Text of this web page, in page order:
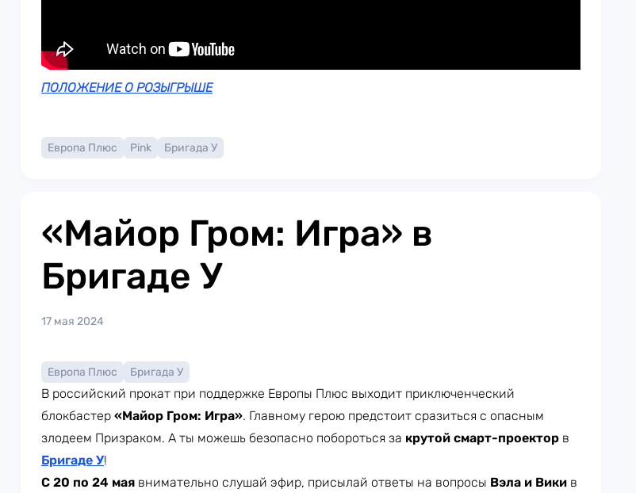
ПОЛОЖЕНИЕ О РОЗЫГРЫШЕ
Европа Плюс Pink Бригада У
«Майор Гром: Игра» в
Бригаде У
17 мая 2024
Европа Плюс Бригада У
В российский прокат при поддержке Европы Плюс выходит приключенческий
блокбастер «Майор Гром: Игра». Главному герою предстоит сразиться с опасным
злодеем Призраком. А ты можешь безопасно побороться за крутой смарт-проектор в
Бригаде У!
С 20 по 24 мая внимательно слушай эфир, присылай ответы на вопросы Вэла и Вики в